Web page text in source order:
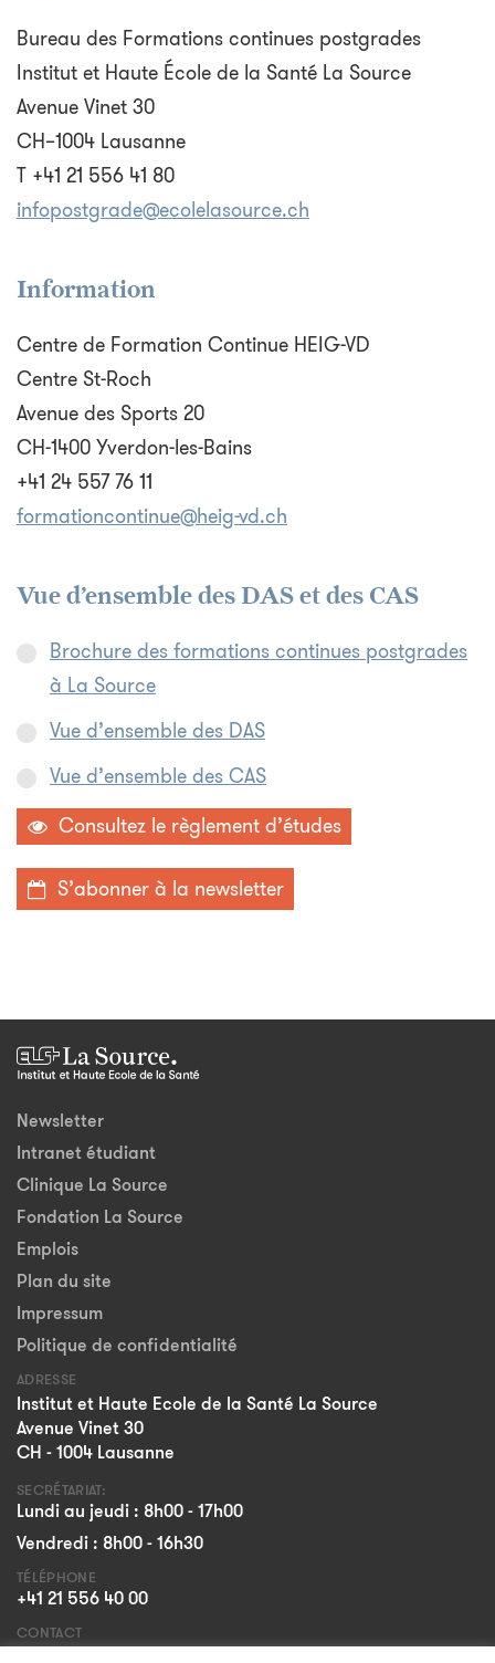
Bureau des Formations continues postgrades
Institut et Haute École de la Santé La Source
Avenue Vinet 30
CH–1004 Lausanne
T +41 21 556 41 80
infopostgrade@ecolelasource.ch
Information
Centre de Formation Continue HEIG-VD
Centre St-Roch
Avenue des Sports 20
CH-1400 Yverdon-les-Bains
+41 24 557 76 11
formationcontinue@heig-vd.ch
Vue d’ensemble des DAS et des CAS
Brochure des formations continues postgrades
à La Source
Vue d’ensemble des DAS
Vue d’ensemble des CAS
Consultez le règlement d’études
S’abonner à la newsletter
Newsletter
Intranet étudiant
Clinique La Source
Fondation La Source
Emplois
Plan du site
Impressum
Politique de confidentialité
ADRESSE
Institut et Haute Ecole de la Santé La Source
Avenue Vinet 30
CH - 1004 Lausanne
SECRÉTARIAT:
Lundi au jeudi : 8h00 - 17h00
Vendredi : 8h00 - 16h30
TÉLÉPHONE
+41 21 556 40 00
CONTACT
Formulaire